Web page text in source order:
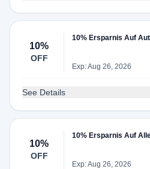
10%
OFF
10% Ersparnis Auf
Exp: Aug 26, 2026
See Details
10%
OFF
10% Ersparnis Auf
Exp: Aug 26, 2026